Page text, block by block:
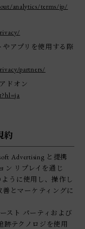
analytics/terms/jp/
アプリを使用する際
partners/
ドオン
約
Advertising と提携
ン リプレイを通じ
うに使用し、操作し
とマーケティングに
スト パーティおよび
跡テクノロジを使用